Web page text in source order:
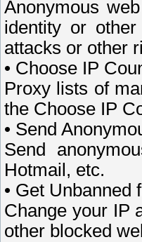
Anonymous
identity or
attacks or other
• Choose IP
Proxy lists of
the Choose IP
• Send
Send
Hotmail, etc.
• Get
Change your IP
other blocked